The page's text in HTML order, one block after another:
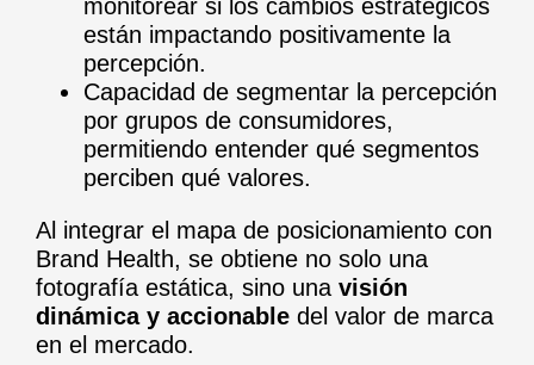
monitorear si los cambios estratégicos
están impactando positivamente la
percepción.
Capacidad de segmentar la percepción
por grupos de consumidores,
permitiendo entender qué segmentos
perciben qué valores.
Al integrar el mapa de posicionamiento con
Brand Health, se obtiene no solo una
fotografía estática, sino una visión
dinámica y accionabledel valor de marca
en el mercado.